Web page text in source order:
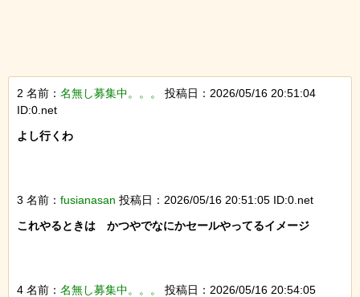
2 名前： 名無し募集中。。。
投稿日：2026/05/16 20:51:04
ID:0.net
よし行くわ
3 名前： fusianasan 投稿日：2026/05/16 20:51:05 ID:0.net
これやるときは　かつやでなにかセールやってるイメージ
4 名前： 名無し募集中。。。
投稿日：2026/05/16 20:54:05